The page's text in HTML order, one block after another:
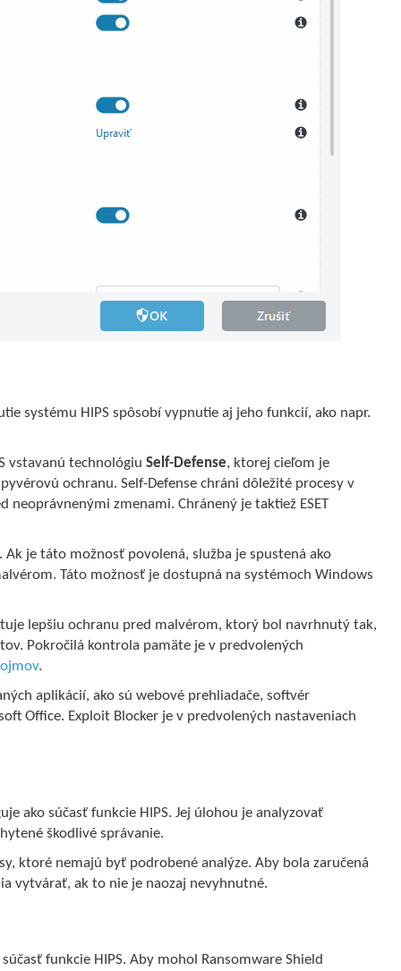
systému HIPS spôsobí vypnutie aj jeho funkcií, ako napr.
vstavanú technológiuSelf-Defense, ktorej cieľom je
ochranu. Self-Defense chráni dôležité procesy v
neoprávnenými zmenami. Chránený je taktiež ESET
Ak je táto možnosť povolená, služba je spustená ako
Táto možnosť je dostupná na systémoch Windows
lepšiu ochranu pred malvérom, ktorý bol navrhnutý tak,
Pokročilá kontrola pamäte je v predvolených
.
aplikácií, ako sú webové prehliadače, softvér
Office. Exploit Blocker je v predvolených nastaveniach
ako súčasť funkcie HIPS. Jej úlohou je analyzovať
škodlivé správanie.
ktoré nemajú byť podrobené analýze. Aby bola zaručená
vytvárať, ak to nie je naozaj nevyhnutné.
funkcie HIPS. Aby mohol Ransomware Shield